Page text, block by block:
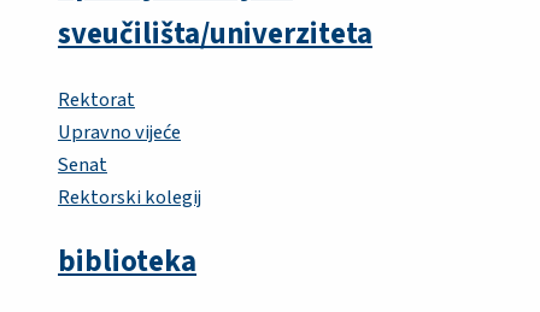
sveučilišta/univerziteta
Rektorat
Upravno vijeće
Senat
Rektorski kolegij
biblioteka